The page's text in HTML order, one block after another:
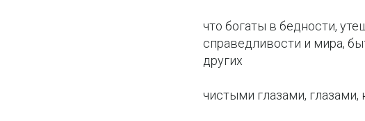
что богаты в бедности,
справедливости и мира,
других
чистыми глазами, глазами,